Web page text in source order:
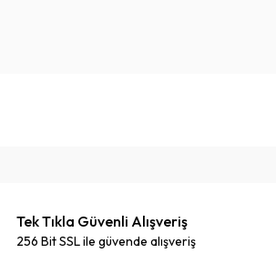
Tek Tıkla Güvenli Alışveriş
256 Bit SSL ile güvende alışveriş